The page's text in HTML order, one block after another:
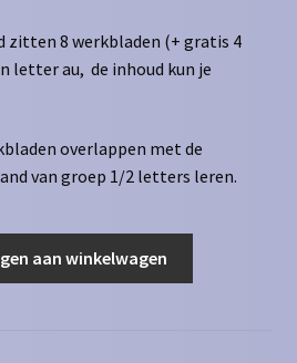
zitten 8 werkbladen (+ gratis 4
letter au, de inhoud kun je
overlappen met de
van groep 1/2 letters leren.
aan winkelwagen